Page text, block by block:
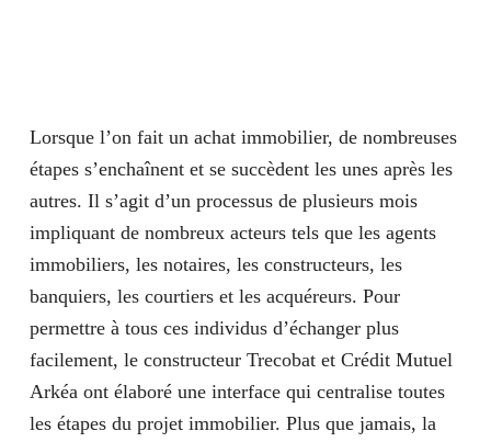
Lorsque l’on fait un achat immobilier, de nombreuses
étapes s’enchaînent et se succèdent les unes après les
autres. Il s’agit d’un processus de plusieurs mois
impliquant de nombreux acteurs tels que les agents
immobiliers, les notaires, les constructeurs, les
banquiers, les courtiers et les acquéreurs. Pour
permettre à tous ces individus d’échanger plus
facilement, le constructeur Trecobat et Crédit Mutuel
Arkéa ont élaboré une interface qui centralise toutes
les étapes du projet immobilier. Plus que jamais, la